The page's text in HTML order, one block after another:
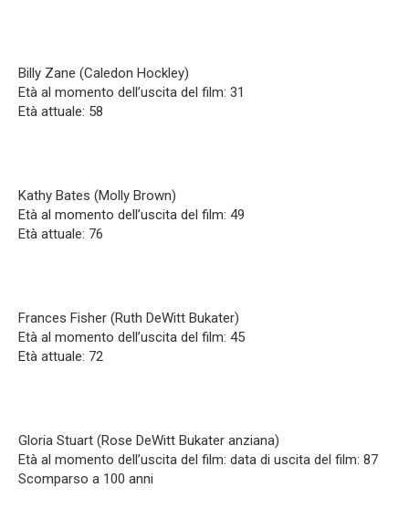
Billy Zane (Caledon Hockley)
Età al momento dell’uscita del film: 31
Età attuale: 58
Kathy Bates (Molly Brown)
Età al momento dell’uscita del film: 49
Età attuale: 76
Frances Fisher (Ruth DeWitt Bukater)
Età al momento dell’uscita del film: 45
Età attuale: 72
Gloria Stuart (Rose DeWitt Bukater anziana)
Età al momento dell’uscita del film: data di uscita del film: 87
Scomparso a 100 anni